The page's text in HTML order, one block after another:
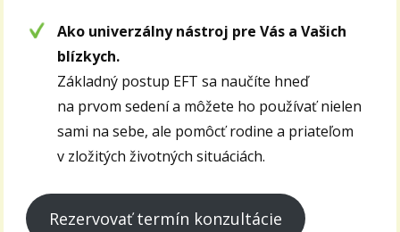
Ako univerzálny nástroj pre Vás a Vašich
blízkych.
Základný postup EFT sa naučíte hneď
na prvom sedení a môžete ho používať nielen
sami na sebe, ale pomôcť rodine a priateľom
v zložitých životných situáciách.
Rezervovať termín konzultácie